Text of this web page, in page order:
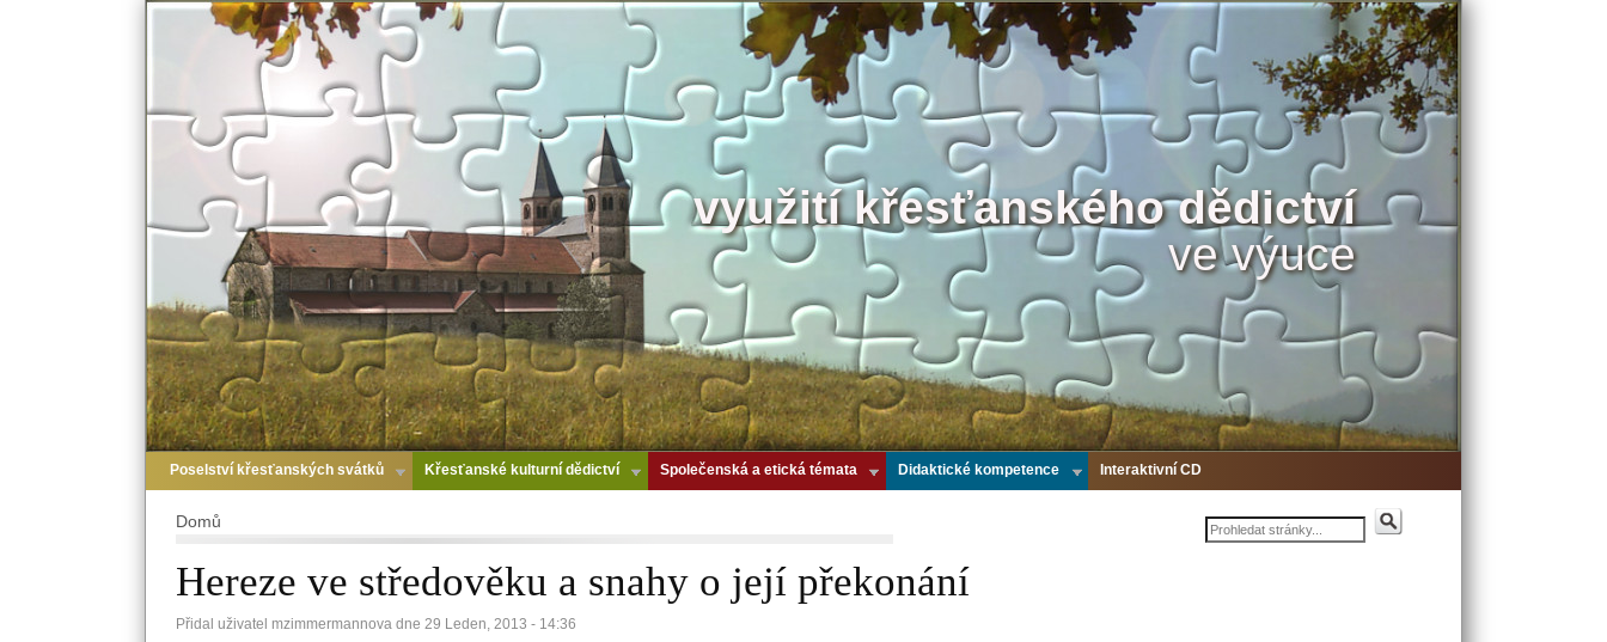
využití křesťanského dědictví
ve výuce
Poselství křesťanských svátků Křesťanské kulturní dědictví Společenská a etická témata Didaktické kompetence Interaktivní CD
Jste zde
Domů
Hereze ve středověku a snahy o její překonání
Přidal uživatel mzimmermannova dne 29 Leden, 2013 - 14:36
Vyhledávání
Hledat